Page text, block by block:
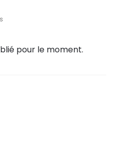
pour le moment.